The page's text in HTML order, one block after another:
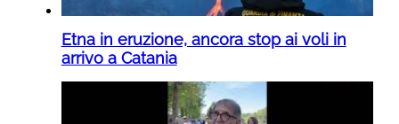
Etna in eruzione, ancora stop ai voli in
arrivo a Catania